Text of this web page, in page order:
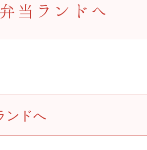
当ランドへ
ンドへ